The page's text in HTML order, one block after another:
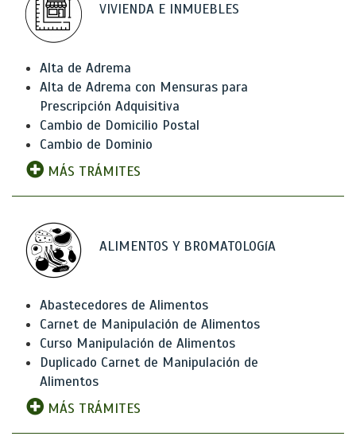
VIVIENDA E INMUEBLES
Alta de Adrema
Alta de Adrema con Mensuras para
Prescripción Adquisitiva
Cambio de Domicilio Postal
Cambio de Dominio
MÁS TRÁMITES
ALIMENTOS Y BROMATOLOGíA
Abastecedores de Alimentos
Carnet de Manipulación de Alimentos
Curso Manipulación de Alimentos
Duplicado Carnet de Manipulación de
Alimentos
MÁS TRÁMITES